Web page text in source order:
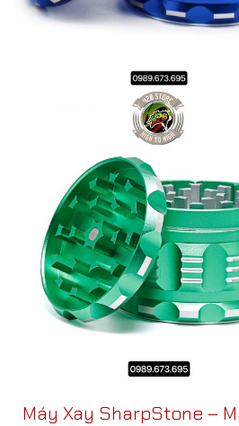
Máy Xay SharpStone –